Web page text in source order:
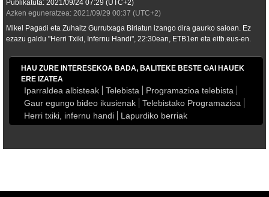
Publikatuta: 2021/09/24 07:29 (UTC+2)
Azken eguneratzea: 2021/09/29 00:37 (UTC+2)
Mikel Pagadi eta Zuhaitz Gurrutxaga Biriatun izango dira gaurko saioan. Ez
ezazu galdu "Herri Txiki, Infernu Handi", 22:30ean, ETB1en eta eitb.eus-en.
HAU ZURE INTERESEKOA BADA, BALITEKE BESTE GAI HAUEK
ERE IZATEA
Iparraldea albisteak Telebista
Programazioa telebista
Gaur egungo bideo ikusienak
Telebistako Programazioa
Herri txiki, infernu handi
Lapurdiko berriak